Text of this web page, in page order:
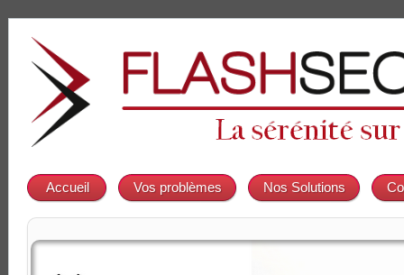
Accueil Vos problèmes Nos Solutions